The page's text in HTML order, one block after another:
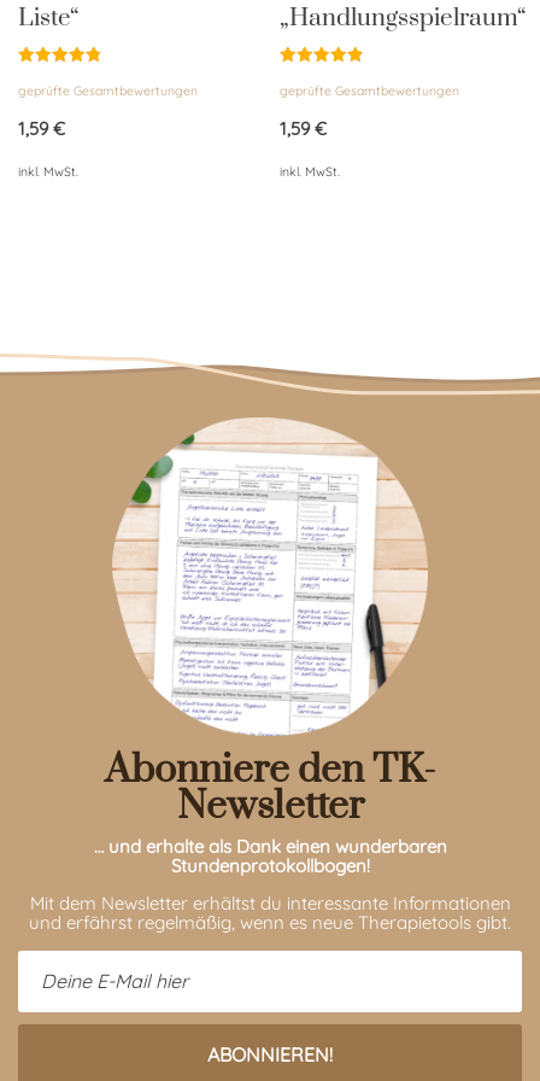
Liste“
mit
von 5
geprüfte Gesamtbewertungen
1,59€
inkl. MwSt.
„Handlungsspielraum“
mit
von 5
geprüfte Gesamtbewertungen
1,59€
inkl. MwSt.
Abonniere den TK-
Newsletter
… und erhalte als Dank einen wunderbaren
Stundenprotokollbogen!
Mit dem Newsletter erhältst du interessante Informationen
und erfährst regelmäßig, wenn es neue Therapietools gibt.